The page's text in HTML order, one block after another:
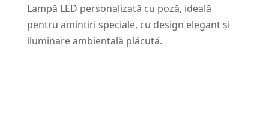
Lampă LED personalizată cu poză, ideală
pentru amintiri speciale, cu design elegant și
iluminare ambientală plăcută.